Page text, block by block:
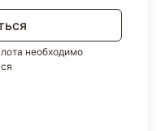
необходимо